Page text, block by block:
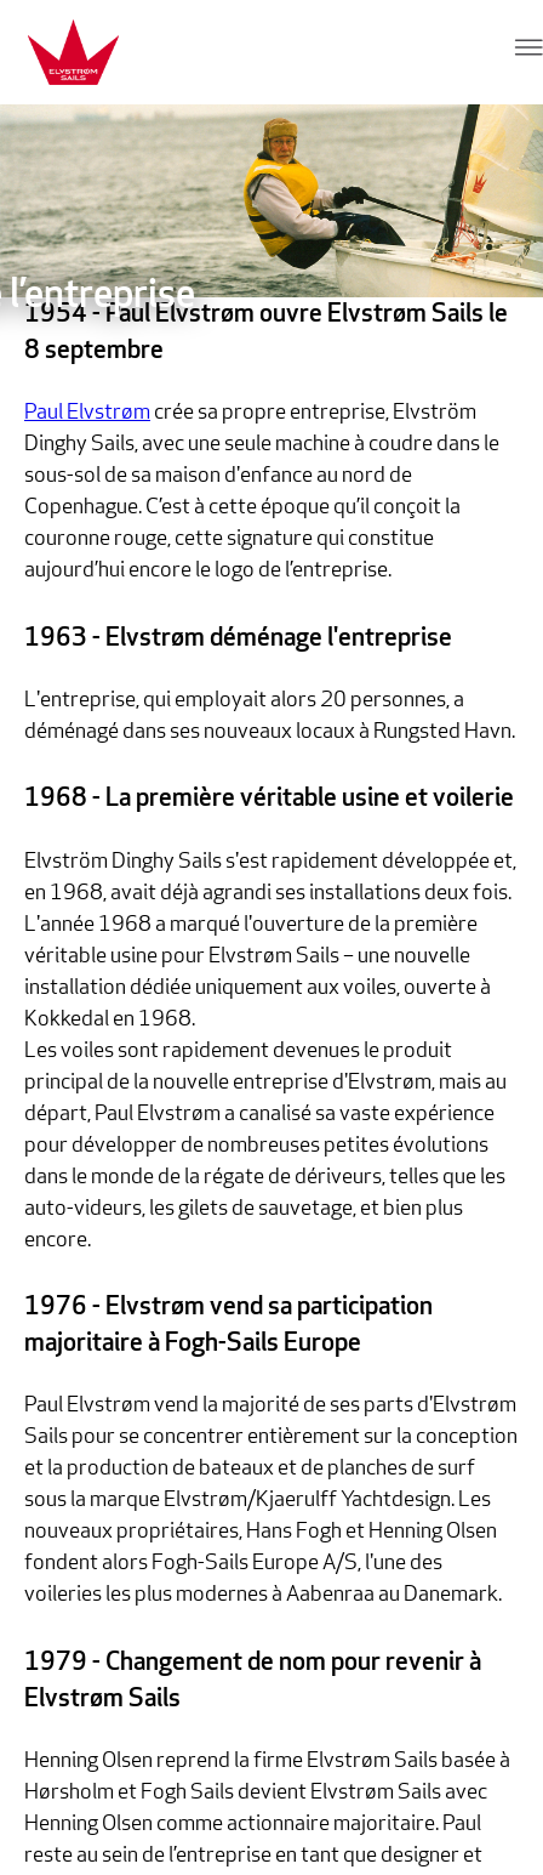
Aller au contenu
Elvstrøm Sails
l’entreprise
1954- Paul Elvstrøm ouvre Elvstrøm Sails le
8 septembre
Paul Elvstrøm crée sa propre entreprise, Elvström
Dinghy Sails, avec une seule machine à coudre dans le
sous-sol de sa maison d'enfance au nord de
Copenhague. C’est à cette époque qu’il conçoit la
couronne rouge, cette signature qui constitue
aujourd’hui encore le logo de l’entreprise.
1963 - Elvstrøm déménage l'entreprise
L'entreprise, qui employait alors 20 personnes, a
déménagé dans ses nouveaux locaux à Rungsted Havn.
1968 - La première véritable usine et voilerie
Elvström Dinghy Sails s'est rapidement développée et,
en 1968, avait déjà agrandi ses installations deux fois.
L'année 1968 a marqué l'ouverture de la première
véritable usine pour Elvstrøm Sails – une nouvelle
installation dédiée uniquement aux voiles, ouverte à
Kokkedal en 1968.
Les voiles sont rapidement devenues le produit
principal de la nouvelle entreprise d'Elvstrøm, mais au
départ, Paul Elvstrøm a canalisé sa vaste expérience
pour développer de nombreuses petites évolutions
dans le monde de la régate de dériveurs, telles que les
auto-videurs, les gilets de sauvetage, et bien plus
encore.
1976 - Elvstrøm vend sa participation
majoritaire à Fogh-Sails Europe
Paul Elvstrøm vend la majorité de ses parts d'Elvstrøm
Sails pour se concentrer entièrement sur la conception
et la production de bateaux et de planches de surf
sous la marque Elvstrøm/Kjaerulff Yachtdesign. Les
nouveaux propriétaires, Hans Fogh et Henning Olsen
fondent alors Fogh-Sails Europe A/S, l'une des
voileries les plus modernes à Aabenraa au Danemark.
1979 - Changement de nom pour revenir à
Elvstrøm Sails
Henning Olsen reprend la firme Elvstrøm Sails basée à
Hørsholm et Fogh Sails devient Elvstrøm Sails avec
Henning Olsen comme actionnaire majoritaire. Paul
reste au sein de l’entreprise en tant que designer et